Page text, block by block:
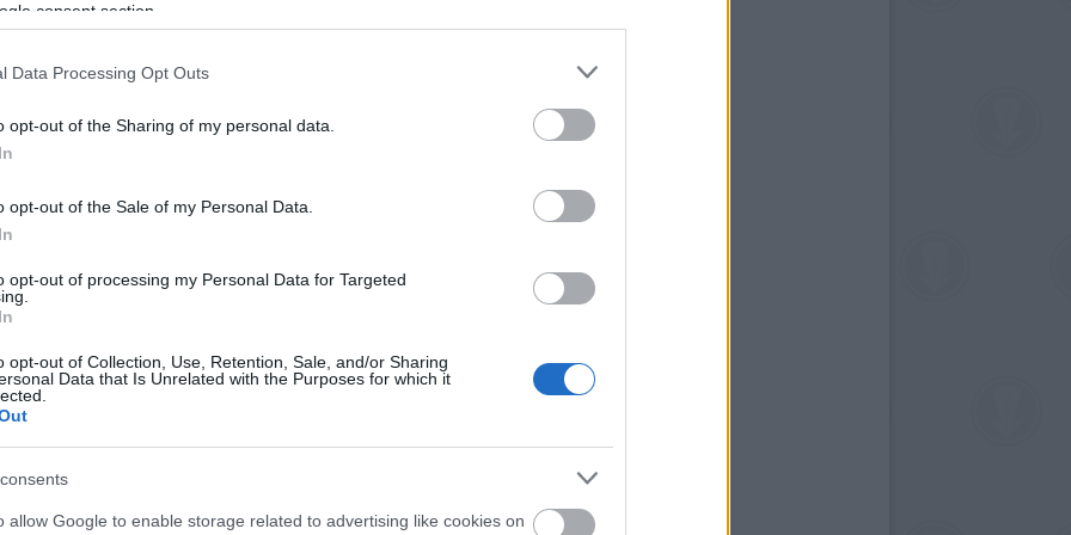
consent section.
Data Processing Opt Outs
opt-out of the Sharing of my personal data.
opt-out of the Sale of my Personal Data.
opt-out of processing my Personal Data for Targeted
opt-out of Collection, Use, Retention, Sale, and/or Sharing
Data that Is Unrelated with the Purposes for which it
allow Google to enable storage related to advertising like cookies on
egyebek közt ideológiai törésvonalak is
a hidegháborúról szóló filmek esetén. Lehet,
de ha helyesebb képet adnak az országról a
lesz a munkájuk – olvasható a cikkben.
a kínai lakosságot csakúgy, mint a
és a bevételre való lehetséges hatása miatt
Kína a hollywoodi filmek egyik legnagyobb
a kétmilliárd dollárt, tavaly az ebből
a hárommilliárd dollárt is meghaladja majd.
a kínai vezetés tavaly a korábbi 20-ról 34-re
megelőzve – a világ második legnagyobb
meghaladták a 17 milliárd jüant (595 milliárd
felmutatva. A teljes jegybevétel több
származott.